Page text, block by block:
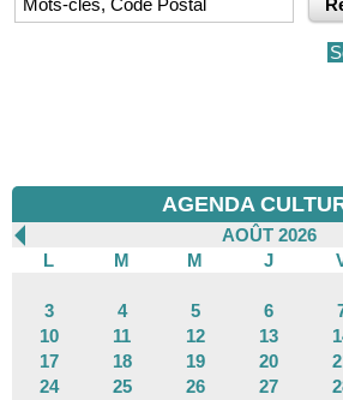
AGENDA
AOÛT 2026
L
M M J
3
4 5 6
10
11 12 13
17
18 19 20
24
25 26 27